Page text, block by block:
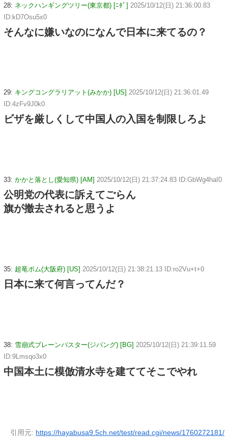
28: ネックハンギングツリー(東京都) [ﾆﾀﾞ] 2025/10/12(日) 21:36:00.83
ID:kD7Osu5x0
そんなに嫌いなのになんで日本に来てるの？
29: キングコングラリアット(みかか) [US] 2025/10/12(日) 21:36:01.49
ID:4zFv9J0k0
ビザを厳しくして中国人の入国を制限しろよ
33: かかと落とし(愛知県) [AM] 2025/10/12(日) 21:37:24.83 ID:GbWg4haI0
公明党の代表に訴えてごらん
旗が撤去されると思うよ
35: 超竜ボム(大阪府) [US] 2025/10/12(日) 21:38:21.13 ID:ro2Vu+t+0
日本に来て何言ってんだ？
38: 雪崩式ブレーンバスター(ジパング) [BG] 2025/10/12(日) 21:39:11.59
ID:9Lmsqo3x0
中国本土に模倣清水寺を建ててそこでやれ
引用元: https://hayabusa9.5ch.net/test/read.cgi/news/1760272181/